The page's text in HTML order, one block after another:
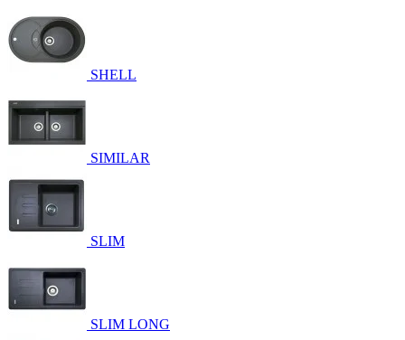
SHELL
SIMILAR
SLIM
SLIM LONG